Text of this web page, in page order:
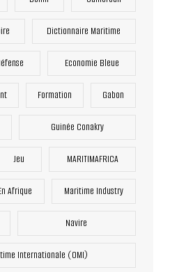
Dictionnaire Maritime
Economie Bleue
Formation Gabon
Guinée Conakry
Jeu MARITIMAFRICA
Afrique Maritime Industry
Navire
Internationale (OMI)